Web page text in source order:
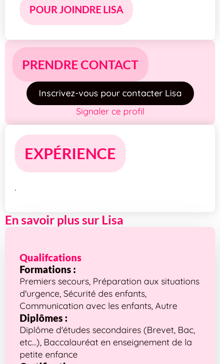
POUR JOINDRE LISA
PRENDRE CONTACT
Inscrivez-vous pour contacter Lisa
Signaler ce profil
EXPÉRIENCE
.
En savoir plus sur Lisa
Qualifcations
Formations :
Premiers secours, Préparation aux situations
d'urgence, Sécurité des enfants,
Communication avec les enfants, Autre
Diplômes :
Diplôme d'études secondaires (Brevet, Bac,
etc...), Baccalauréat en enseignement de la
petite enfance